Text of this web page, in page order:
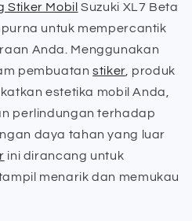
Stiker Mobil Suzuki XL7 Beta
untuk mempercantik
Anda. Menggunakan
pembuatanstiker, produk
estetika mobil Anda,
perlindungan terhadap
daya tahan yang luar
ini dirancang untuk
menarik dan memukau